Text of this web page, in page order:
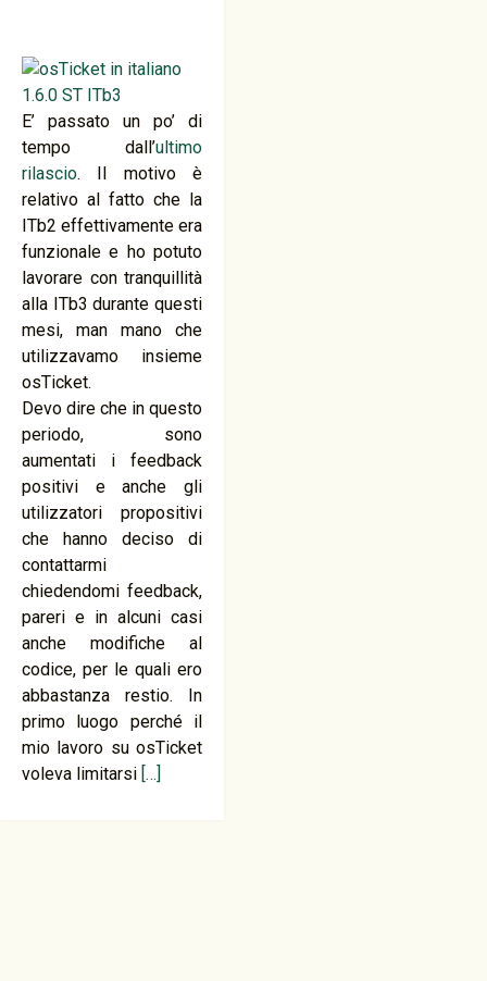
E’ passato un po’ di
tempo dall’ultimo
rilascio. Il motivo è
relativo al fatto che la
ITb2 effettivamente era
funzionale e ho potuto
lavorare con tranquillità
alla ITb3 durante questi
mesi, man mano che
utilizzavamo insieme
osTicket.
Devo dire che in questo
periodo, sono
aumentati i feedback
positivi e anche gli
utilizzatori propositivi
che hanno deciso di
contattarmi
chiedendomi feedback,
pareri e in alcuni casi
anche modifiche al
codice, per le quali ero
abbastanza restio. In
primo luogo perché il
mio lavoro su osTicket
voleva limitarsi […]